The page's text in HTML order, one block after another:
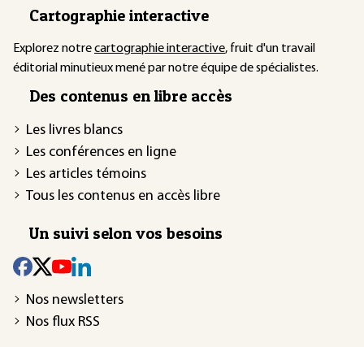
Cartographie interactive
Explorez notrecartographie interactive, fruit d'un travail
éditorial minutieux mené par notre équipe de spécialistes.
Des contenus en libre accès
Les livres blancs
Les conférences en ligne
Les articles témoins
Tous les contenus en accès libre
Un suivi selon vos besoins
Nos newsletters
Nos flux RSS